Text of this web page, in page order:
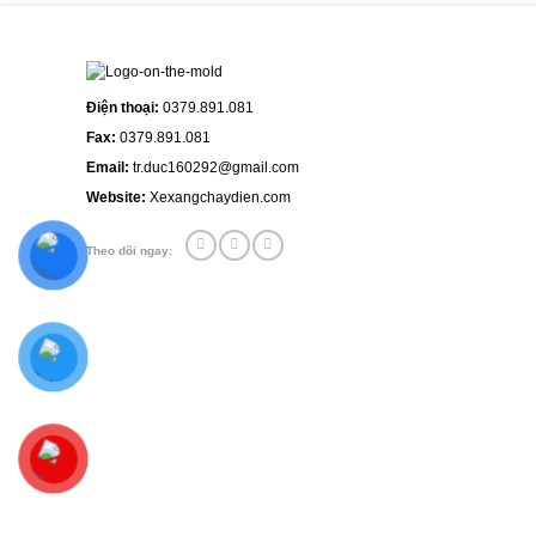
Đánh giá của bạn
Điện thoại: 0379.891.081
Fax: 0379.891.081
Email: tr.duc160292@gmail.com
Website: Xexangchaydien.com
Theo dõi ngay: